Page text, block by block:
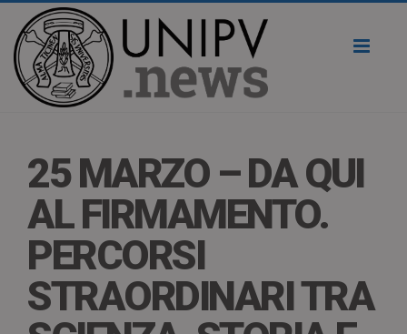
25 MARZO – DA QUI
AL FIRMAMENTO.
PERCORSI
STRAORDINARI TRA